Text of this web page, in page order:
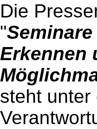
Die
"
Erkennen
steht